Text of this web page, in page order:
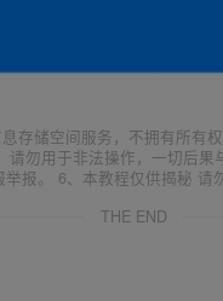
存储空间服务，不拥有所有
勿用于非法操作，一切后
报。 6、本教程仅供揭秘
THE END